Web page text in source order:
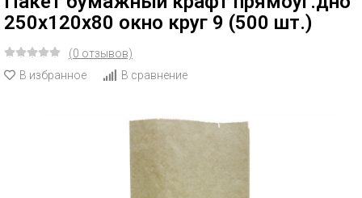
250х120х80 окно круг 9 (500 шт.)
(0 отзывов)
В избранное
В сравнение